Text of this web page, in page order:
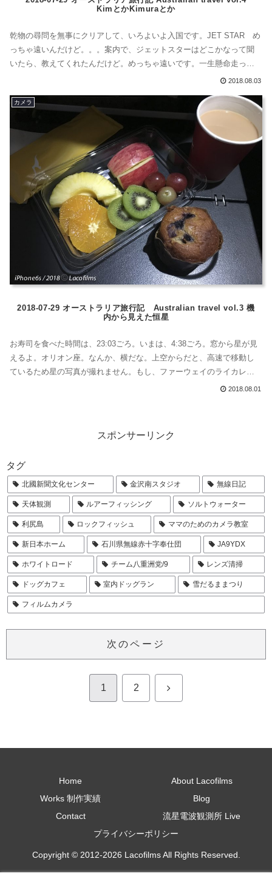
KimとかKimuraとか
乾物の尋問を無事にクリアして、いろよいよ入国です。JET STAR め
っちゃ遠いんだけど。。。案内で、ジェットスターはどこかなって聞
いたら、教えてくれたんだけど。めっちゃ遠いです。一生懸命走っ
た。人生で一番走った。多分。で、ジェットスターのお姉さんのとこ
う？"too late!"はあはあ、こんなに頑張って走ってゼエゼエ言ってんの
2018.08.03
カメラ
2018-07-29 オーストラリア旅行記 Australian travel vol.3 機
内から見えた恒星
お寿司を食べた時間は、23:03ごろ。いまは、4:38ごろ。窓から星が見
えるよ。オリオン座。なんか、横だな。上空からだと、高速で移動し
ているため星の写真が撮れません。もし、ファーウェイのライカレン
ズがついたカメラや、sonyのカメラだったら撮れただろうか。その時
2018.08.01
スポンサーリンク
タグ
北國新聞文化センター 金沢南スタジオ 無線日記
天体観測 ルアーフィッシング ソルトウォーター
利尻島 ロックフィッシュ ママのためのカメラ教室
新日本ホーム 石川県無線赤十字奉仕団 JA9YDX
ホワイトロード チーム八重洲党/9 レンズ清掃
ドッグカフェ 室内ドッグラン 雪だるままつり
フィルムカメラ
次のページ
1 2 次
Home
About Lacofilms
Works 制作実績
Blog
Contact
流星電波観測所 Live
プライバシーポリシー
Copyright © 2012-2026 Lacofilms All Rights Reserved.